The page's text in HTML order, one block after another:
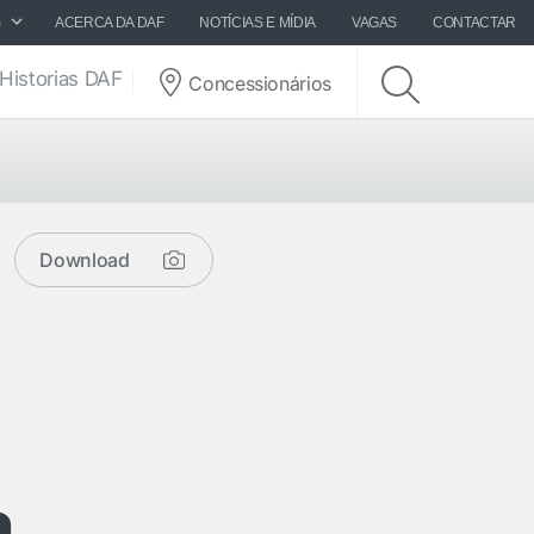
ACERCA DA DAF NOTÍCIAS E MÍDIA VAGAS CONTACTAR
Historias DAF Concessionários
Download